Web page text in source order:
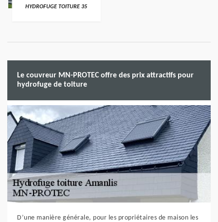
HYDROFUGE TOITURE 35
Le couvreur MN-PROTEC offre des prix attractifs pour
hydrofuge de toiture
D’une manière générale, pour les propriétaires de maison les